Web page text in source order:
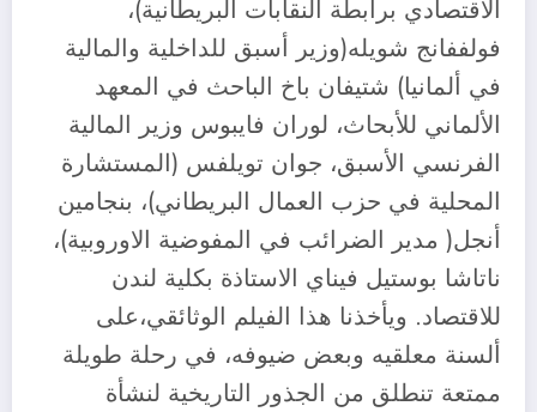
الاقتصادي برابطة النقابات البريطانية)،
فولففانج شويله(وزير أسبق للداخلية والمالية
في ألمانيا) شتيفان باخ الباحث في المعهد
الألماني للأبحاث، لوران فايبوس وزير المالية
الفرنسي الأسبق، جوان تويلفس (المستشارة
المحلية في حزب العمال البريطاني)، بنجامين
أنجل( مدير الضرائب في المفوضية الاوروبية)،
ناتاشا بوستيل فيناي الاستاذة بكلية لندن
للاقتصاد. ويأخذنا هذا الفيلم الوثائقي،على
ألسنة معلقيه وبعض ضيوفه، في رحلة طويلة
ممتعة تنطلق من الجذور التاريخية لنشأة